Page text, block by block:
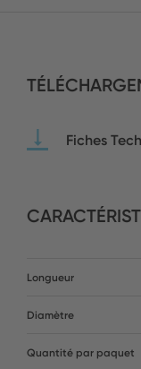
Fiches
Longueur
Diamètre
Quantité par paquet